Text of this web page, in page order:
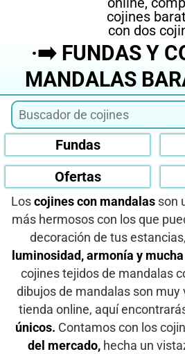
·➡️ FUNDAS Y
MANDALAS
Fundas
Ofertas
Los cojines con mandalas son
más hermosos con los que
decoración de tus estancias,
luminosidad, armonía y
cojines tejidos de mandalas
dibujos de mandalas son muy
tienda online, aquí
únicos. Contamos con los
del mercado, hecha un